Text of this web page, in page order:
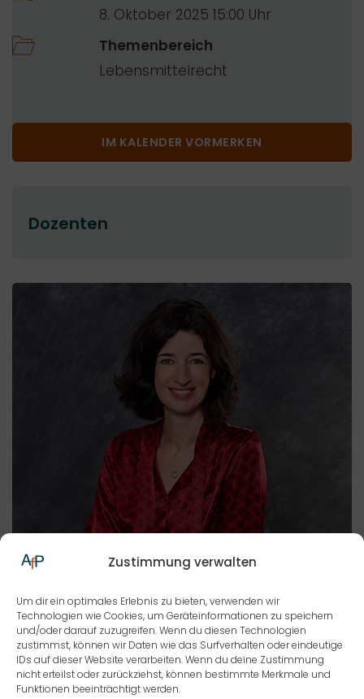
Zustimmung verwalten
Um dir ein optimales Erlebnis zu bieten, verwenden wir
Technologien wie Cookies, um Geräteinformationen zu speichern
und/oder darauf zuzugreifen. Wenn du diesen Technologien
zustimmst, können wir Daten wie das Surfverhalten oder eindeutige
IDs auf dieser Website verarbeiten. Wenn du deine Zustimmung
nicht erteilst oder zurückziehst, können bestimmte Merkmale und
Funktionen beeinträchtigt werden.
8. Oktober 2025 15:00
Themenbereich
Lebensmittelrecht
IM KALENDER VORMERKEN
Dozenten
Prof. Dr. Stefanie Hartwig
ZENK RECHTSANWÄLTE PARTNERSCHAFT MBB